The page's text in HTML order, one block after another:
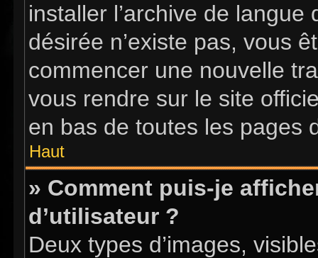
installer l’archive de
désirée n’existe pas, vous
commencer une nouvelle
vous rendre sur le site
en bas de toutes les pages
Haut
» Comment puis-je
d’utilisateur ?
Deux types d’images,